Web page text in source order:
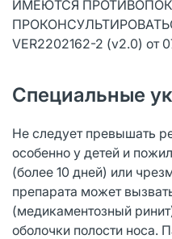
ИМЕЮТСЯ
VER2202162-2 (v2.0) от
Специальные
Не следует превышать
особенно у детей и
(более 10 дней) или
препарата может
(медикаментозный
оболочки полости носа.